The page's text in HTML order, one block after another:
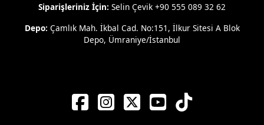
Siparişleriniz İçin: Selin Çevik +90 555 089 32 62
Depo: Çamlık Mah. İkbal Cad. No:151, İlkur Sitesi A Blok
Depo, Ümraniye/İstanbul